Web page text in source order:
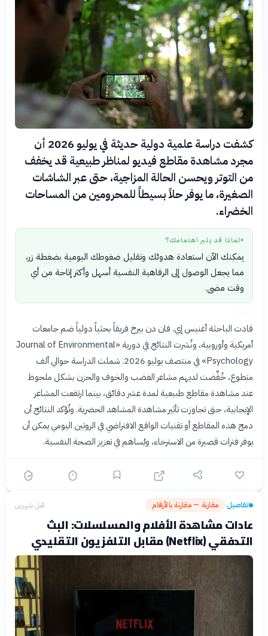
كشفت دراسة علمية دولية حديثة في يوليو 2026 أن
مجرد مشاهدة مقاطع فيديو لمناظر طبيعية قد يخفف
من التوتر ويحسن الحالة المزاجية، حتى عبر الشاشات
الصغيرة، ما يوفر حلاً بسيطاً للمحرومين من المساحات
الخضراء.
● لماذا قد يثير اهتمامك؟
يمكنك الآن استعادة هدوئك وتقليل ضغوطك اليومية بضغطة زر،
مما يجعل الوصول إلى الرفاهية النفسية أسهل وأكثر إتاحة من أي
وقت مضى.
قادت الباحثة أغنيس إي. فان دن بيرخ فريقاً بحثياً دولياً ضم جامعات
أمريكية وأوروبية، ونُشرت النتائج في دورية «Journal of Environmental
Psychology» في منتصف يوليو 2026. شملت الدراسة حوالي ألف
متطوع، خُفِّضت لديهم مشاعر الغضب والخوف والحزن بشكل ملحوظ
عند مشاهدة مقاطع طبيعية لمدة عشر دقائق، بينما ارتفعت المشاعر
الإيجابية، حتى تجاوزت تأثير مشاهدة المشاهد الحضرية. وتُؤكد النتائج أن
دمج هذه المقاطع أو تقنيات الواقع الافتراضي في الروتين اليومي يمكن أن
يوفر فترات قصيرة من الاسترخاء، ويُساهم في تعزيز الصحة النفسية.
تفاصيل› مقارنة — مقارنة بالأرقام قبل شهرين
عادات مشاهدة الأفلام والمسلسلات: البث
التدفقي (Netflix) مقابل التلفزيون التقليدي